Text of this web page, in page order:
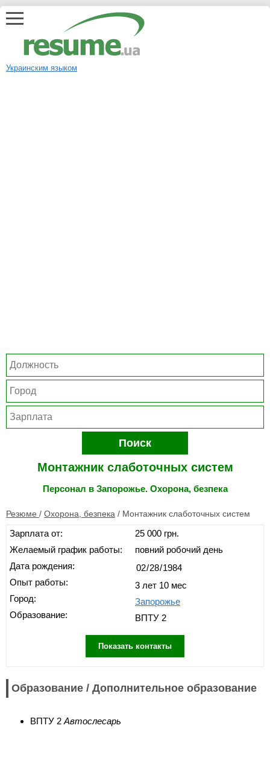
Украинским языком
Поиск
Монтажник слаботочных систем
Персонал в Запорожье. Охорона, безпека
Резюме / Охорона, безпека / Монтажник слаботочных систем
Зарплата от:
Желаемый график работы:
Дата рождения:
Опыт работы:
Город:
Образование:
25 000 грн.
повний робочий день
3 лет 10 мес
Запорожье
ВПТУ 2
Показать контакты
Образование / Дополнительное образование
ВПТУ 2 Автослесарь